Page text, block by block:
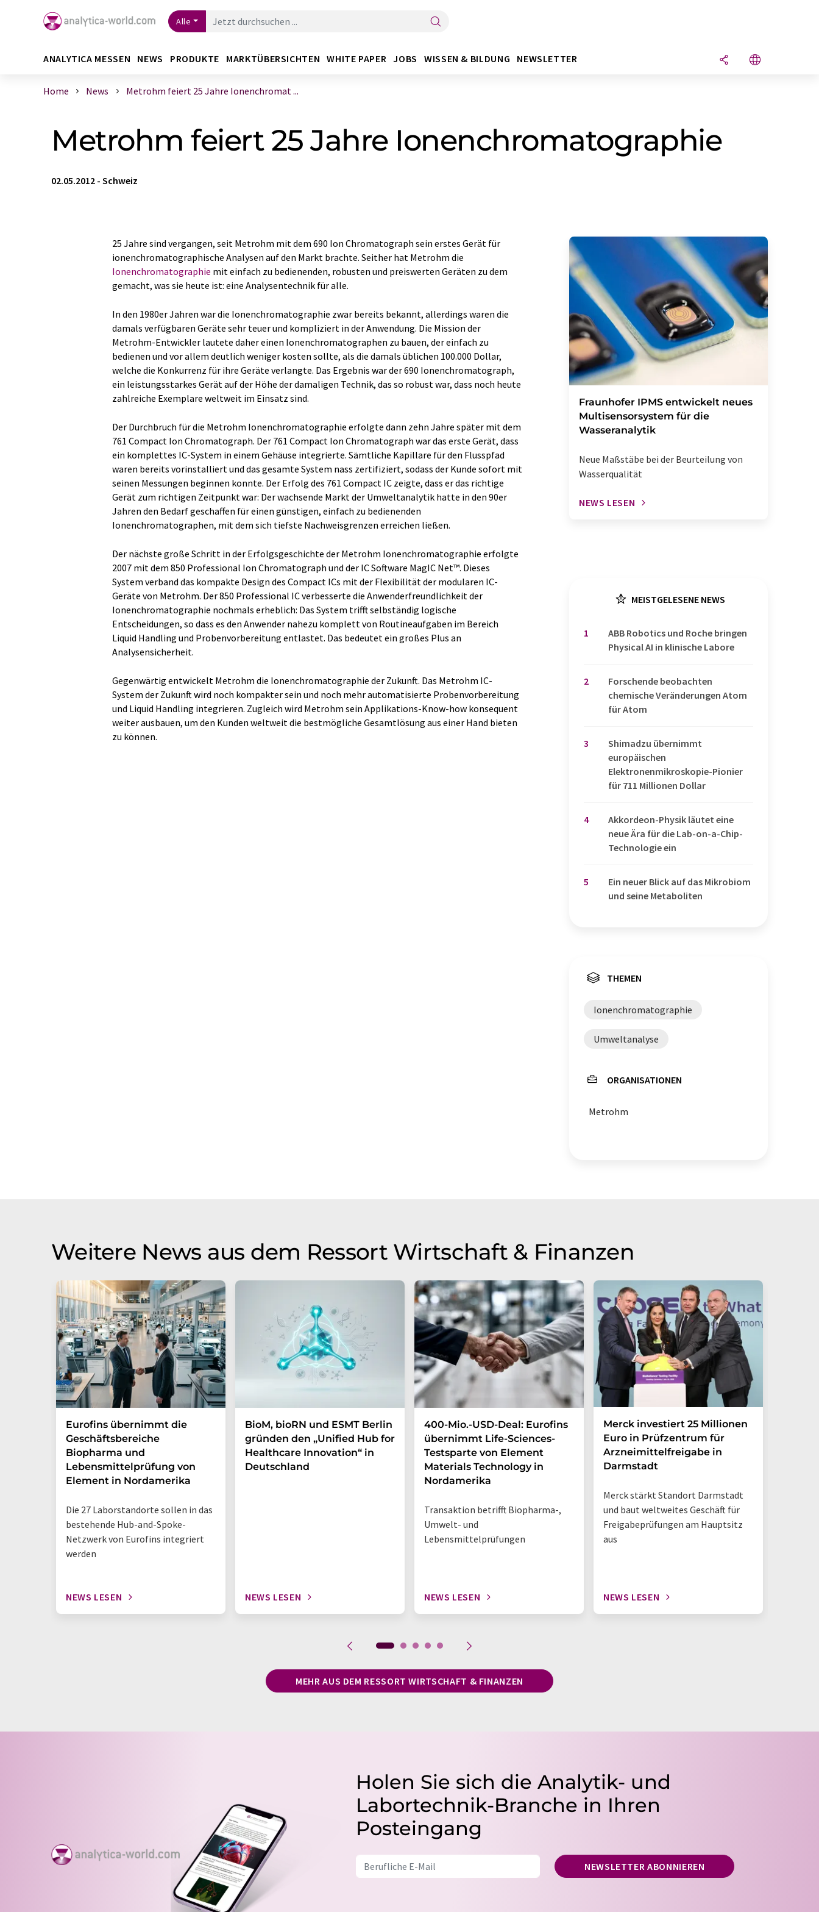
Alle
ANALYTICA MESSEN NEWS PRODUKTE MARKTÜBERSICHTEN WHITE PAPER JOBS WISSEN & BILDUNG NEWSLETTER
Home News Metrohm feiert 25 Jahre Ionenchromat ...
Metrohm feiert 25 Jahre Ionenchromatographie
02.05.2012 - Schweiz
25 Jahre sind vergangen, seit Metrohm mit dem 690 Ion Chromatograph sein erstes Gerät für
ionenchromatographische Analysen auf den Markt brachte. Seither hat Metrohm die
Ionenchromatographie mit einfach zu bedienenden, robusten und preiswerten Geräten zu dem
gemacht, was sie heute ist: eine Analysentechnik für alle.
In den 1980er Jahren war die Ionenchromatographie zwar bereits bekannt, allerdings waren die
damals verfügbaren Geräte sehr teuer und kompliziert in der Anwendung. Die Mission der
Metrohm-Entwickler lautete daher einen Ionenchromatographen zu bauen, der einfach zu
bedienen und vor allem deutlich weniger kosten sollte, als die damals üblichen 100.000 Dollar,
welche die Konkurrenz für ihre Geräte verlangte. Das Ergebnis war der 690 Ionenchromatograph,
ein leistungsstarkes Gerät auf der Höhe der damaligen Technik, das so robust war, dass noch heute
zahlreiche Exemplare weltweit im Einsatz sind.
Der Durchbruch für die Metrohm Ionenchromatographie erfolgte dann zehn Jahre später mit dem
761 Compact Ion Chromatograph. Der 761 Compact Ion Chromatograph war das erste Gerät, dass
ein komplettes IC-System in einem Gehäuse integrierte. Sämtliche Kapillare für den Flusspfad
waren bereits vorinstalliert und das gesamte System nass zertifiziert, sodass der Kunde sofort mit
seinen Messungen beginnen konnte. Der Erfolg des 761 Compact IC zeigte, dass er das richtige
Gerät zum richtigen Zeitpunkt war: Der wachsende Markt der Umweltanalytik hatte in den 90er
Jahren den Bedarf geschaffen für einen günstigen, einfach zu bedienenden
Ionenchromatographen, mit dem sich tiefste Nachweisgrenzen erreichen ließen.
Der nächste große Schritt in der Erfolgsgeschichte der Metrohm Ionenchromatographie erfolgte
2007 mit dem 850 Professional Ion Chromatograph und der IC Software MagIC Net™. Dieses
System verband das kompakte Design des Compact ICs mit der Flexibilität der modularen IC-
Geräte von Metrohm. Der 850 Professional IC verbesserte die Anwenderfreundlichkeit der
Ionenchromatographie nochmals erheblich: Das System trifft selbständig logische
Entscheidungen, so dass es den Anwender nahezu komplett von Routineaufgaben im Bereich
Liquid Handling und Probenvorbereitung entlastet. Das bedeutet ein großes Plus an
Analysensicherheit.
Gegenwärtig entwickelt Metrohm die Ionenchromatographie der Zukunft. Das Metrohm IC-
System der Zukunft wird noch kompakter sein und noch mehr automatisierte Probenvorbereitung
und Liquid Handling integrieren. Zugleich wird Metrohm sein Applikations-Know-how konsequent
weiter ausbauen, um den Kunden weltweit die bestmögliche Gesamtlösung aus einer Hand bieten
zu können.
Fraunhofer IPMS entwickelt neues
Multisensorsystem für die
Wasseranalytik
Neue Maßstäbe bei der Beurteilung von
Wasserqualität
NEWS LESEN
MEISTGELESENE NEWS
1
​​​​​​​ABB Robotics und Roche bringen
Physical AI in klinische Labore
2
Forschende beobachten
chemische Veränderungen Atom
für Atom
3
Shimadzu übernimmt
europäischen
Elektronenmikroskopie-Pionier
für 711 Millionen Dollar
4
Akkordeon-Physik läutet eine
neue Ära für die Lab-on-a-Chip-
Technologie ein
5
Ein neuer Blick auf das Mikrobiom
und seine Metaboliten
THEMEN
Ionenchromatographie
Umweltanalyse
ORGANISATIONEN
Metrohm
Weitere News aus dem Ressort Wirtschaft & Finanzen
Eurofins übernimmt die
Geschäftsbereiche
Biopharma und
Lebensmittelprüfung von
Element in Nordamerika
Die 27 Laborstandorte sollen in das
bestehende Hub-and-Spoke-
Netzwerk von Eurofins integriert
werden
NEWS LESEN
BioM, bioRN und ESMT Berlin
gründen den „Unified Hub for
Healthcare Innovation“ in
Deutschland
NEWS LESEN
400-Mio.-USD-Deal: Eurofins
übernimmt Life-Sciences-
Testsparte von Element
Materials Technology in
Nordamerika
Transaktion betrifft Biopharma-,
Umwelt- und
Lebensmittelprüfungen
NEWS LESEN
Merck investiert 25 Millionen
Euro in Prüfzentrum für
Arzneimittelfreigabe in
Darmstadt
Merck stärkt Standort Darmstadt
und baut weltweites Geschäft für
Freigabeprüfungen am Hauptsitz
aus
NEWS LESEN
MEHR AUS DEM RESSORT WIRTSCHAFT & FINANZEN
Holen Sie sich die Analytik- und
Labortechnik-Branche in Ihren
Posteingang
NEWSLETTER ABONNIEREN